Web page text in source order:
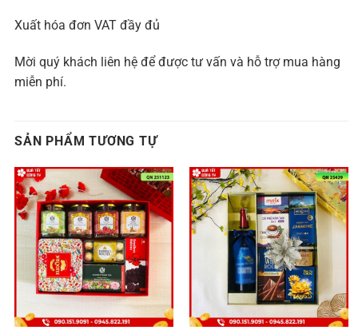
Xuất hóa đơn VAT đầy đủ
Mời quý khách liên hệ để được tư vấn và hỗ trợ mua hàng
miễn phí.
SẢN PHẨM TƯƠNG TỰ